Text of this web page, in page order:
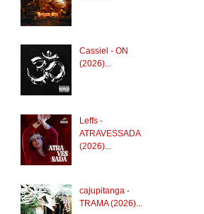
Cassiel - ON
(2026)...
Leffs -
ATRAVESSADA
(2026)...
cajupitanga -
TRAMA (2026)...